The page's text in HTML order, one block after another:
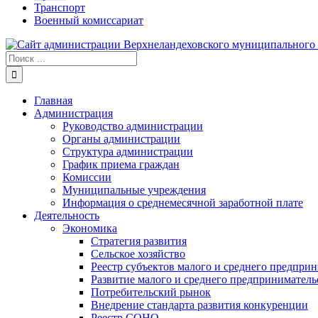
Транспорт
Военный комиссариат
Результат
поиска:
Главная
Администрация
Руководство администрации
Органы администрации
Структура администрации
График приема граждан
Комиссии
Муниципальные учреждения
Информация о среднемесячной заработной плате
Деятельность
Экономика
Стратегия развития
Сельское хозяйство
Реестр субъектов малого и среднего
Развитие малого и среднего
Потребительский рынок
Внедрение стандарта развития конкуренции